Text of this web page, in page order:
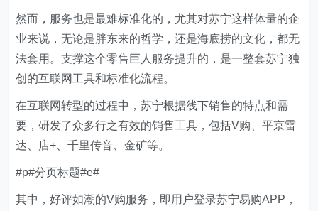
然而，服务也是最难标准化的，尤其对苏宁这样体量的企
业来说，无论是胖东来的哲学，还是海底捞的文化，都无
法套用。支撑这个零售巨人服务提升的，是一整套苏宁独
创的互联网工具和标准化流程。
在互联网转型的过程中，苏宁根据线下销售的特点和需
要，研发了众多行之有效的销售工具，包括V购、平京雷
达、店+、千里传音、金矿等。
#p#分页标题#e#
其中，好评如潮的V购服务，即用户登录苏宁易购APP，